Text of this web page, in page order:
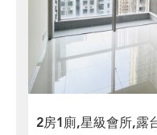
2房1廁,星級會所,露